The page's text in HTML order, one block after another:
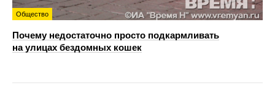
Общество
Почему недостаточно просто подкармливать
на улицах бездомных кошек